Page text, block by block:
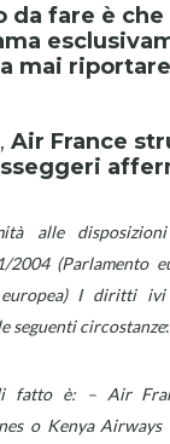
da fare è
mai
Air France
alle
2004 (Parlamento
europea) I diritti
seguenti circostanze:
fatto è: – Air
o Kenya Airways